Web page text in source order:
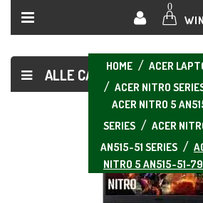
0
ALLE CATEGORIEËN
HOME
ACER
ACER NITRO
ACER NITRO 5
SERIES
ACER
AN515-51 SERIES
NITRO 5 AN515-51-